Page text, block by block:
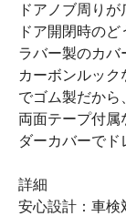
ドアノブ周り
ドア開閉時の
ラバー製のカバ
カーボンルッ
でゴム製だから
両面テープ付属
ダーカバーでド
詳細
安心設計：車検